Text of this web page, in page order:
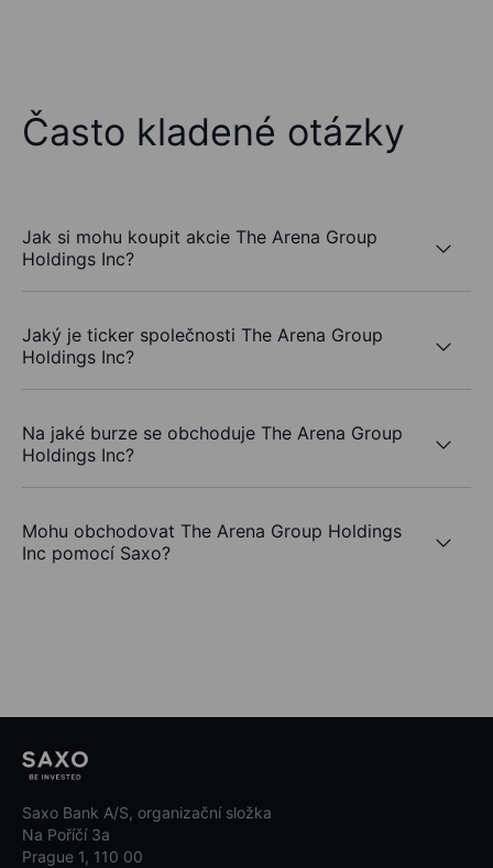
Často kladené otázky
Jak si mohu koupit akcie The Arena Group
Holdings Inc?
Jaký je ticker společnosti The Arena Group
Holdings Inc?
Na jaké burze se obchoduje The Arena Group
Holdings Inc?
Mohu obchodovat The Arena Group Holdings
Inc pomocí Saxo?
Saxo Bank A/S, organizační složka
Na Poříčí 3a
Prague 1, 110 00